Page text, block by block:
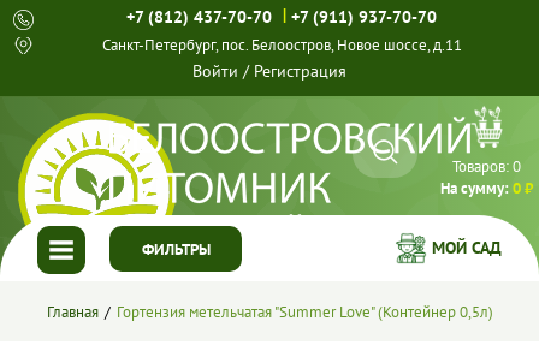
+7 (812) 437-70-70 | +7 (911) 937-70-70
Санкт-Петербург, пос. Белоостров, Новое шоссе, д.11
Войти / Регистрация
Товаров:0
На сумму:0 ₽
ФИЛЬТРЫ
ГЛАВНАЯ
МОЙ САД
Главная Гортензия метельчатая "Summer Love" (Контейнер 0,5л)